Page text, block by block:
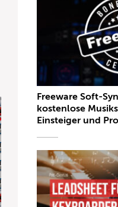
Freeware Soft-
kostenlose
Einsteiger und